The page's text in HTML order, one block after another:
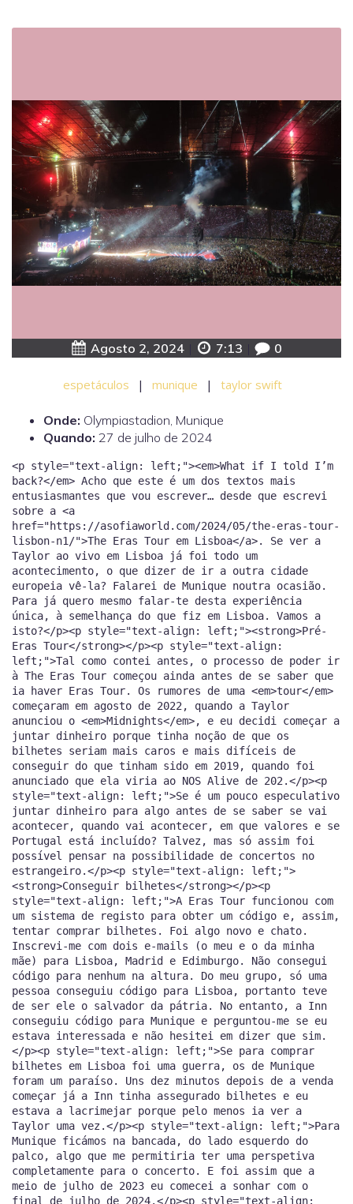
Agosto 2, 2024 7:13 0
espetáculos | munique | taylor swift
Onde: Olympiastadion, Munique
Quando: 27 de julho de 2024
<p style="text-align: left;"><em>What if I told I’m back?</em> Acho que este é um dos textos mais entusiasmantes que vou escrever… desde que escrevi sobre a <a href="https://asofiaworld.com/2024/05/the-eras-tour-lisbon-n1/">The Eras Tour em Lisboa</a>. Se ver a Taylor ao vivo em Lisboa já foi todo um acontecimento, o que dizer de ir a outra cidade europeia vê-la? Falarei de Munique noutra ocasião. Para já quero mesmo falar-te desta experiência única, à semelhança do que fiz em Lisboa. Vamos a isto?</p><p style="text-align: left;"><strong>Pré-Eras Tour</strong></p><p style="text-align: left;">Tal como contei antes, o processo de poder ir à The Eras Tour começou ainda antes de se saber que ia haver Eras Tour. Os rumores de uma <em>tour</em> começaram em agosto de 2022, quando a Taylor anunciou o <em>Midnights</em>, e eu decidi começar a juntar dinheiro porque tinha noção de que os bilhetes seriam mais caros e mais difíceis de conseguir do que tinham sido em 2019, quando foi anunciado que ela viria ao NOS Alive de 202.</p><p style="text-align: left;">Se é um pouco especulativo juntar dinheiro para algo antes de se saber se vai acontecer, quando vai acontecer, em que valores e se Portugal está incluído? Talvez, mas só assim foi possível pensar na possibilidade de concertos no estrangeiro.</p><p style="text-align: left;"><strong>Conseguir bilhetes</strong></p><p style="text-align: left;">A Eras Tour funcionou com um sistema de registo para obter um código e, assim, tentar comprar bilhetes. Foi algo novo e chato. Inscrevi-me com dois e-mails (o meu e o da minha mãe) para Lisboa, Madrid e Edimburgo. Não consegui código para nenhum na altura. Do meu grupo, só uma pessoa conseguiu código para Lisboa, portanto teve de ser ele o salvador da pátria. No entanto, a Inn conseguiu código para Munique e perguntou-me se eu estava interessada e não hesitei em dizer que sim.</p><p style="text-align: left;">Se para comprar bilhetes em Lisboa foi uma guerra, os de Munique foram um paraíso. Uns dez minutos depois de a venda começar já a Inn tinha assegurado bilhetes e eu estava a lacrimejar porque pelo menos ia ver a Taylor uma vez.</p><p style="text-align: left;">Para Munique ficámos na bancada, do lado esquerdo do palco, algo que me permitiria ter uma perspetiva completamente para o concerto. E foi assim que a meio de julho de 2023 eu comecei a sonhar com o final de julho de 2024.</p><p style="text-align: left;"><strong>O outfit</strong></p><p style="text-align: left;">Quando percebi que teria dois <em>outfits</em> para explorar ponderei muito bem aquilo por que tipo de abordagem queria optar. Como já estávamos com a Eras a decorrer nos Estados Unidos eu soube, desde o primeiro momento, qual seria a era que queria no meu <em>outfit</em>. Acho que se pode ir com uma roupa normal, mas, com tantos meses entre comprar bilhetes e ter o concerto, há um efeito de antecipação muito interessante da Eras Tour: assistir a <em>lives</em>, ver as <em>surprise songs</em>, escolher <em>outfits</em>, fazer pulseiras da amizade…</p><p style="text-align: left;">Para a minha primeira vez a ver a Taylor queria ir vestida da era que mais me marcou e que tem um dos álbuns da minha vida: <em>1989</em>. Podia ter escolhido a era que me tornou fã, mas o <em>1989</em> tem uma história mais impactante na minha vida e também foi por lá que decidi fazer a minha primeira tatuagem portanto comecei a procurar ideias e roupas durante o verão. Em setembro tinha todo o <em>outfit</em> em casa: top preto, saia azul, casaco cinzento, tudo a lembrar a <em>1989 World Tour.</em></p><p style="text-align: left;">Sabia que não queria repetir o <em>outfit</em> em Munique, mas também não queria comprar um <em>outfit</em> totalmente novo. Ponderei comprar um vestido <em>Fearless</em>, mas não adorava totalmente nenhum e queria estar confortável por isso escolhi manter o top preto e usar <em>skorts</em> pretos para poder ter ali umas vibes de <em>reputation</em>. Simples, leve e confortável.</p><p style="text-align: left;"><strong>Logísticas de deslocação e alojamento</strong></p><p style="text-align: left;">Beeeeeem, vou deixar que a Inês conte a saga que viveu, mas nós tínhamos uma reserva de hotel feita no início do ano. O resto é a história da Inn.</p><p style="text-align: left;">Quanto a deslocação, obviamente a viagem foi de avião. Comprei a viagem muito em cima da hora (por vários motivos) e, por isso, os bilhetes não foram tão baratos quanto teriam sido se os tivesse comprado há meses. No entanto, como comecei um trabalho novo duas semanas antes, foi bom não o ter comprado bilhetes com antecedência porque teria comprado para sexta-feira e ia ter ali um problema para resolver.</p><p style="text-align: left;">A nível de voos, do Porto para Munique há dois voos por dia (o mesmo para o regresso). No caso da ida, ambos são de manhã, por isso optei pelo primeiro, às 6h15. No regresso vim no último, às 21h20. Ambos operados pela Lufthansa.</p><p style="text-align: left;">Foi a minha primeira vez a andar sozinha de avião e a ter mais cuidados de logística de viagem, mas correu tudo bem e achei tranquilo todo o processo. Check-in online, passagem rápida pela segurança, espera tranquila. Para Munique consegui lugar à janela, sem ninguém imediatamente ao lado. Dormi uma hora e tal. Para cá foi mais chato porque o meu lugar era do lado do corredor e, apesar de não ter ninguém no lugar do meio, o simples facto de ir no corredor impedia-me de conseguir encontrar uma posição confortável para dormir — e eu queria muito dormir!</p> <img width="1080" height="1920" src="https://sofiacostalima.pt/wp-content/uploads/2024/08/taylor-swift-the-eras-tour-munich-park-asofiaworld-daylight.jpg" alt="Taylor Swift the eras tour munich" srcset="https://sofiacostalima.pt/wp-content/uploads/2024/08/taylor-swift-the-eras-tour-munich-park-asofiaworld-daylight.jpg 1080w, https://sofiacostalima.pt/wp-content/uploads/2024/08/taylor-swift-the-eras-tour-munich-park-asofiaworld-daylight-864x1536.jpg 864w, https://sofiacostalima.pt/wp-content/uploads/2024/08/taylor-swift-the-eras-tour-munich-park-asofiaworld-daylight-481x855.jpg 481w" sizes="(max-width: 1080px) 100vw, 1080px" /> <p style="text-align: left;"><strong>Afinal Lisboa teve uma boa organização (e quase faleci na fila, pronto)</strong></p><p style="text-align: left;">Vantagem de ficar em bancada: lugares marcados. Fomos de metro para o Olympic Park e depois entrámos no caos. Chegámos bem perto das 17h15, hora a que abriam as portas. Problemas: havia lugares marcados para filas de bilhetes VIP, que tinham entrado antes, mas não havia qualquer indicação sobre o resto das entradas.</p><p style="text-align: left;">Acabámos por encontrar uma fila gigante na qual estivemos mais de uma hora sem nos mexermos. Estávamos à sombra, mas estava um calor descomunal. A certo ponto achei que ia cair para o lado e foi aí o momento em que senti que os alemães sabem ser solidários porque, não sei bem como, chegaram duas garrafas de água, eletrólitos, chocolate e até uma ventoinha portátil. Foi um momento bonito este de ser salva por <em>swifties</em>.</p><p style="text-align: left;">Não tão bonito foi ver a organização (ou falta dela). Quando a fila finalmente começou a andar os Paramore já estavam a tocar. Em Munique todos os bilhetes estavam na mesma fila. Depois havia revista, detetor de metais e mostrar bilhetes para, por fim, cada um se dirigir ao local onde seria a sua porta de entrada. Uma confusão. Só vimos duas músicas dos Paramore e ainda faltava entrar tanta gente.</p><p style="text-align: left;"><strong>Milhares de pessoas numa colina e um público fechado.</strong></p><p style="text-align: left;">É absurdo, eu sei. Por que raio iriam 40 e tal mil pessoas para uma colina, ao sol, num dia de calor, para ouvir um concerto que está a acontecer num estádio para o qual não têm visão? Um dia, haverá teses de mestrado e de doutoramento sobre isto. Do Marketing aos Estudos Culturais, todos tentarão explicar como a Taylor foi a maior do seu tempo. Para já foi só absurdo — mas também foi muito bonito ver a colina iluminada.</p><p style="text-align: left;">Já no concerto senti que o público demorou a descontrair e a conseguir mostrar-se caloroso. Acredito que possa ser algo cultural, no entanto dá aquela sensação de que é público mais difícil de conquistar, mas que, estando conquistado, se entrega completamente ao espírito.</p><p style="text-align: left;">Como contei, só vi duas músicas dos Paramore, por isso não lhes vou dedicar muitas linhas, ao contrário do que fiz em Lisboa. Teria gostado de ver o concerto todo, porque acho que funciona muito bem como <em>aquecimento</em> para o resto da noite. É esperar que eles façam uma <em>tour</em> a solo.</p> <h2>The Eras Tour: uma experiência completamente diferente em cada concerto</h2> <img width="2000" height="1600" src="https://sofiacostalima.pt/wp-content/uploads/2024/08/the-eras-tour-munich-asofiaworld-daylight1.jpg" alt="" srcset="https://sofiacostalima.pt/wp-content/uploads/2024/08/the-eras-tour-munich-asofiaworld-daylight1.jpg 2000w, https://sofiacostalima.pt/wp-content/uploads/2024/08/the-eras-tour-munich-asofiaworld-daylight1-1536x1229.jpg 1536w, https://sofiacostalima.pt/wp-content/uploads/2024/08/the-eras-tour-munich-asofiaworld-daylight1-1069x855.jpg 1069w" sizes="(max-width: 2000px) 100vw, 2000px" /> <p style="text-align: left;">Aquilo por que estava mais ansiosa para a The Eras Tour em Munique (além de ir a Munique) era ter uma nova perspetiva perante o espetáculo. Estar no <em>front stage</em> foi muito bom, deu para ter a Taylor pertíssimo em vários momentos, deu para dançar e saltar à vontade, mas num palco enorme como aquele há muita coisa que se perde e muitos momentos em